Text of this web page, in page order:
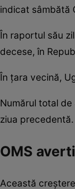
indicat sâmbătă
În raportul său
decese, în
În ţara vecină,
Numărul total
ziua precedentă.
OMS
Această